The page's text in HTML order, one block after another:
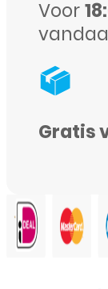
Voor
Gratis